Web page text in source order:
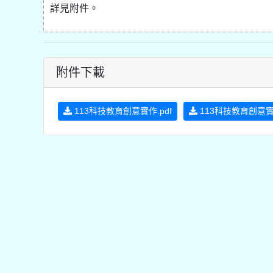
詳見附件。
附件下載
113科技教育創意實作.pdf 113科技教育創意